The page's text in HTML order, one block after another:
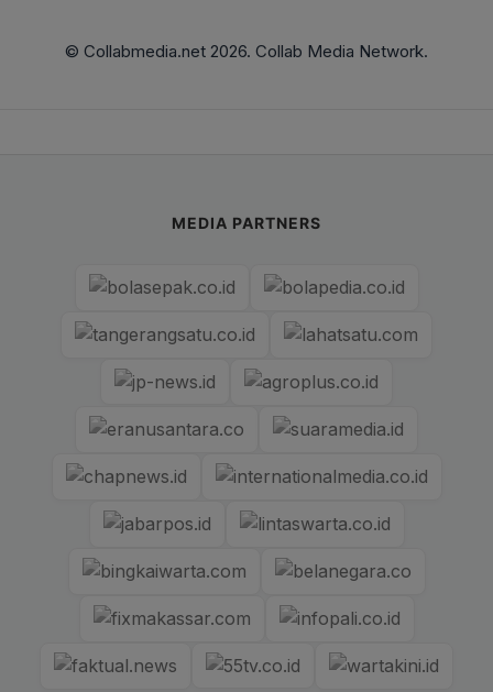
© Collabmedia.net 2026. Collab Media Network.
MEDIA PARTNERS